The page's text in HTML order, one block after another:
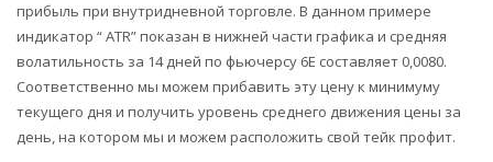
прибыль при внутридневной торговле. В данном примере
индикатор “ ATR” показан в нижней части графика и средняя
волатильность за 14 дней по фьючерсу 6E составляет 0,0080.
Соответственно мы можем прибавить эту цену к минимуму
текущего дня и получить уровень среднего движения цены за
день, на котором мы и можем расположить свой тейк профит.